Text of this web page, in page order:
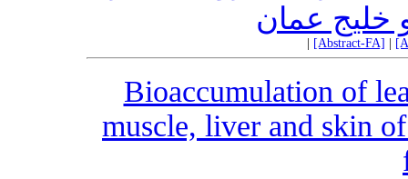
خلیج عمان
[Abstract-FA]
Bioaccumulation of
muscle, liver and skin